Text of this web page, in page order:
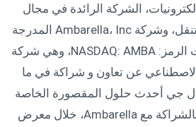
الشركة الرائدة في مجال
التكنولوجيا في مجال التنقل، وشركة Ambarella، Inc المدرجة
في بورصة ناسداك تحت الرمز: NASDAQ: AMBA، وهي شركة
عن تعاون و شراكة في ما
جي أحدث حلول المقصورة الخاصة
بها، و التي تم تطويرها بالشراكة مع Ambarella، خلال معرض